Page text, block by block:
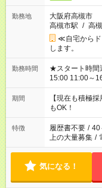
勤務地
大阪府高槻市
高槻市駅 / 高
≪自宅からド
します。
勤務時間
★スタート時間選べま
15:00 11:00～16:00
シフトもご相談ください。 ※Wワー
定労働時間が
期間
【現在も積極
もOK！
特徴 履歴書不要 / 40
上の大量募集 /
気になる！